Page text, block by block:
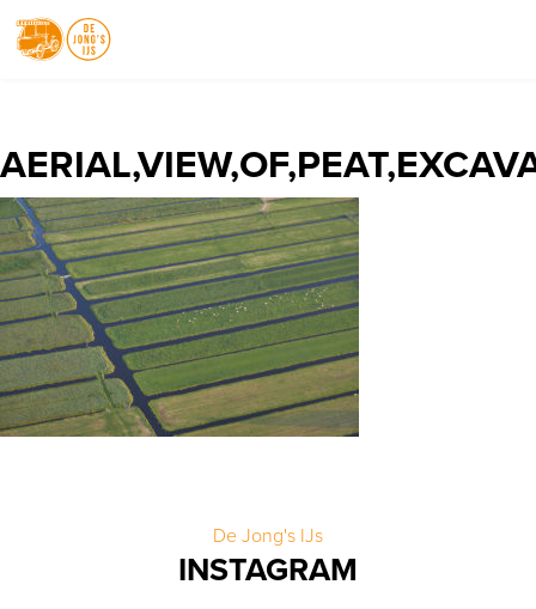
NEDERLANDS
ENGLISH
De Jong's IJs
INSTAGRAM